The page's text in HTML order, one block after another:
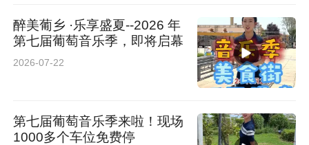
醉美葡乡 ·乐享盛夏--2026 年
第七届葡萄音乐季，即将启幕
2026-07-22
第七届葡萄音乐季来啦！现场
1000多个车位免费停